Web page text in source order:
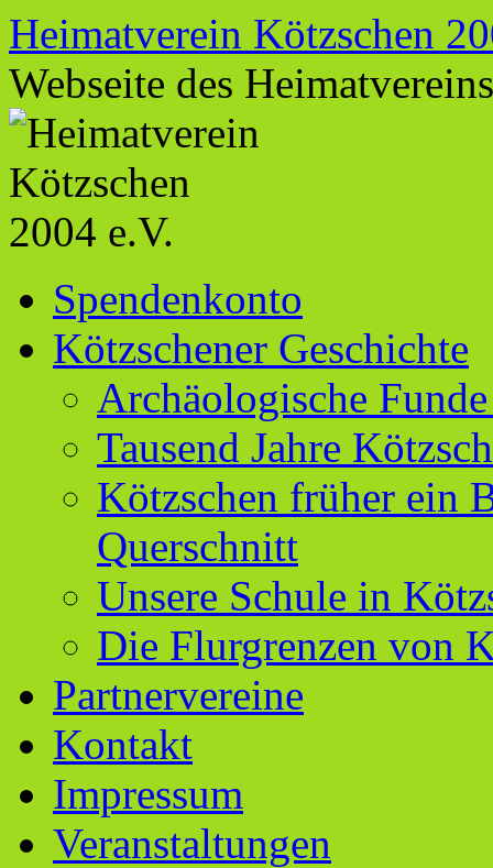
Zum
Inhalt
springen
Heimatverein Kötzschen
Webseite des
Spendenkonto
Kötzschener Geschichte
Archäologische
Tausend Jahre
Kötzschen früher ein
Querschnitt
Unsere Schule in
Die Flurgrenzen von
Partnervereine
Kontakt
Impressum
Veranstaltungen